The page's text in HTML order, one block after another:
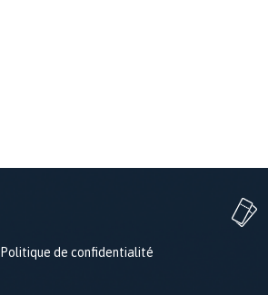
Politique de confidentialité